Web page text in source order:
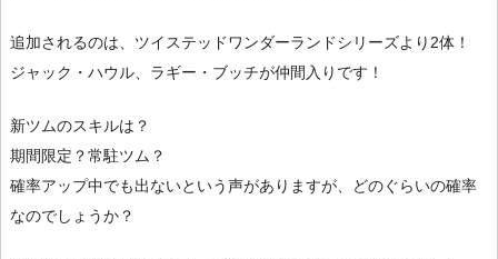
追加されるのは、ツイステッドワンダーランドシリーズより2体！
ジャック・ハウル、ラギー・ブッチが仲間入りです！
新ツムのスキルは？
期間限定？常駐ツム？
確率アップ中でも出ないという声がありますが、どのぐらいの確率
なのでしょうか？